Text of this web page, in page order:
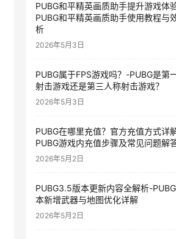
PUBG和平精英画质助手提升游戏体
PUBG和平精英画质助手使用教程与
析
2026年5月3日
PUBG属于FPS游戏吗？-PUBG是第
射击游戏还是第三人称射击游戏？
2026年5月3日
PUBG在哪里充值？官方充值方式详
PUBG游戏内充值步骤及常见问题解
2026年5月2日
PUBG3.5版本更新内容全解析-
本新增武器与地图优化详解
2026年5月2日